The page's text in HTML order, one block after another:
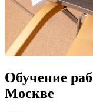
Обучение
Москве